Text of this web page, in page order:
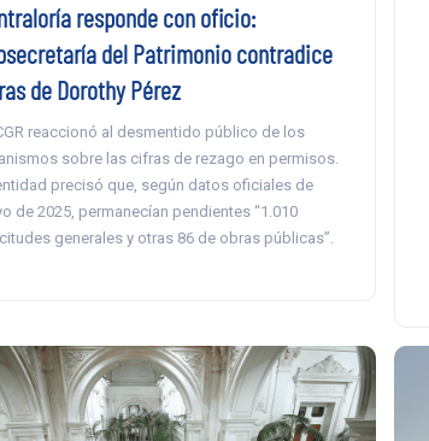
responde con oficio:
del Patrimonio contradice
de Dorothy Pérez
reaccionó al desmentido público de los
sobre las cifras de rezago en permisos.
precisó que, según datos oficiales de
de 2025, permanecían pendientes “1.010
generales y otras 86 de obras públicas”.